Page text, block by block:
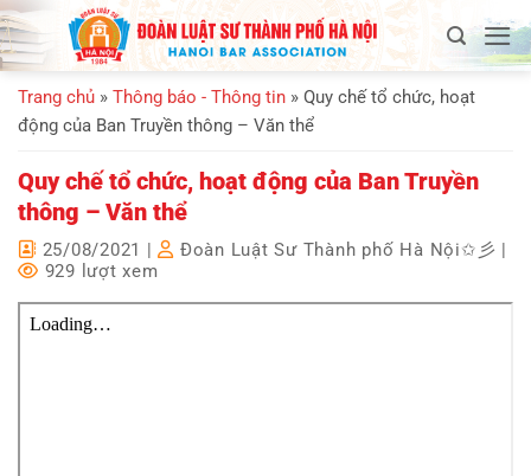
Bỏ
qua
nội
dung
Trang chủ » Thông báo - Thông tin » Quy chế tổ chức, hoạt
động của Ban Truyền thông – Văn thể
Quy chế tổ chức, hoạt động của Ban Truyền
thông – Văn thể
25/08/2021 | Đoàn Luật Sư Thành phố Hà Nội✩彡 |
929 lượt xem